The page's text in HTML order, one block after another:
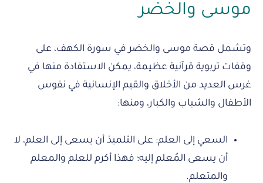
موسى والخضر
وتشمل قصة موسى والخضر في سورة الكهف، على
وقفات تربوية قرآنية عظيمة، يمكن الاستفادة منها في
غرس العديد من الأخلاق والقيم الإنسانية في نفوس
الأطفال والشباب والكبار، ومنها:
السعي إلى العلم: على التلميذ أن يسعى إلى العلم، لا
أن يسعى المُعلم إليه؛ فهذا أكرم للعلم والمعلم
والمتعلم.